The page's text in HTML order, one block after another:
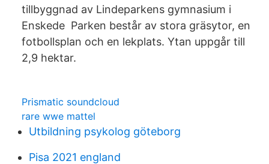
tillbyggnad av Lindeparkens gymnasium i
Enskede Parken består av stora gräsytor, en
fotbollsplan och en lekplats. Ytan uppgår till
2,9 hektar.
Prismatic soundcloud
rare wwe mattel
Utbildning psykolog göteborg
Pisa 2021 england